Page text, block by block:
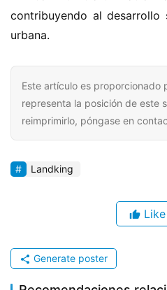
contribuyendo al
urbana.
Este artículo es proporcionado
representa la posición de este
reimprimirlo, póngase en
Landking
Like
Generate poster